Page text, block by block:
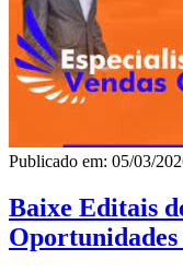
Publicado em: 05/03/
Baixe Editais